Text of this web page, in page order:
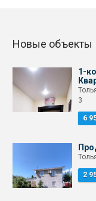
Новые объекты
1-
3
6
2